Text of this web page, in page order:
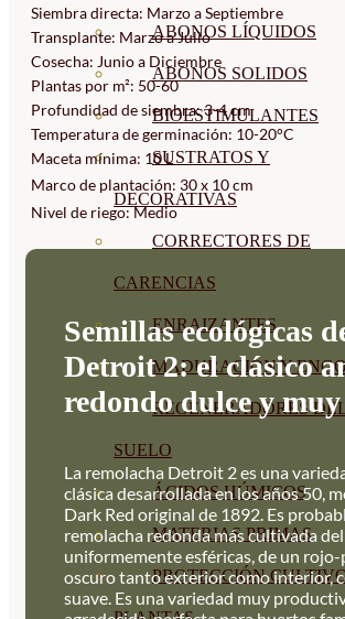
ABONOS LÍQUIDOS
ABONOS SOLIDOS
BIOESTIMULANTES
SUSTRATOS Y
DECORATIVAS
CORRECTORES DE
CARENCIAS
ENRAIZANTES
MADURACIÓN Y
REGENERADORES
SUELO
ÁCIDOS HÚMICOS
MATERIAS PRIMAS
PROTECCIÓN
Siembra directa: Marzo a Septiembre
Transplante: Marzo a Julio
Cosecha: Junio a Diciembre
Plantas por m²: 50-60
Profundidad de siembra: 3-4 cm
Temperatura de germinación: 10-20°C
Maceta mínima: 10 L
Marco de plantación: 30 x 10 cm
Nivel de riego: Medio
Semillas ecológicas
Detroit 2: el clásico
redondo dulce y
La remolacha Detroit 2 es una
clásica desarrollada en los años 50,
Dark Red original de 1892. Es
remolacha redonda más cultivada
uniformemente esféricas, de un
oscuro tanto exterior como interior,
suave. Es una variedad muy